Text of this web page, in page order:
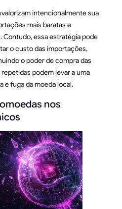
intencionalmente sua
mais baratas e
essa estratégia pode
o custo das importações,
o poder de compra das
podem levar a uma
e fuga da moeda local.
nos